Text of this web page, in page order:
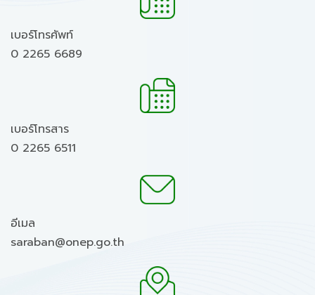
เบอร์โทรศัพท์
0 2265 6689
เบอร์โทรสาร
0 2265 6511
อีเมล
saraban@onep.go.th